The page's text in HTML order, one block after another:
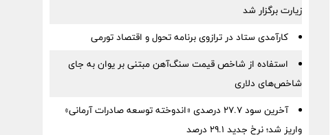
زیارت برگزار شد
کارآمدی ستاد در ترازوی برنامه تحول و اقتصاد تورمی
استفاده از شاخص قیمت سنگ‌آهن مبتنی بر یوان به جای
شاخص‌های دلاری
آخرین سود ۲۷.۷ درصدی «اندوخته توسعه صادرات آرمانی»
واریز شد؛ نرخ جدید ۲۹.۱ درصد